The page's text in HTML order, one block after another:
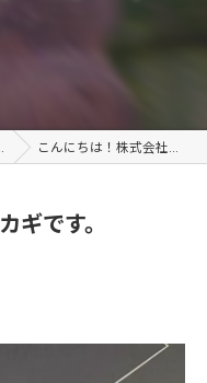
こんにちは！株式会社タカギです。
ギです。